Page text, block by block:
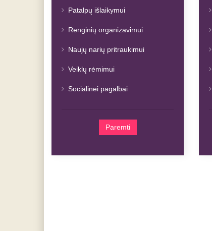
Patalpų išlaikymui
Renginių organizavimui
Naujų narių pritraukimui
Veiklų rėmimui
Socialinei pagalbai
Paremti